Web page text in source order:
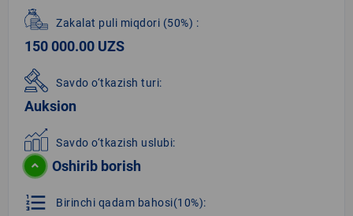
Zakalat puli miqdori (50%) :
150 000.00 UZS
Savdo o‘tkazish turi:
Auksion
Savdo o‘tkazish uslubi:
Oshirib borish
format_list_numbered Birinchi qadam bahosi(10%):